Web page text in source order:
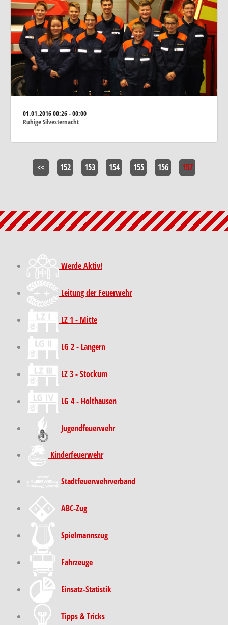
01.01.201600:26 - 00:00
Ruhige Silvesternacht
<< 152 153 154 155 156 157
Werde Aktiv!
Leitung der Feuerwehr
LZ 1 - Mitte
LG 2 - Langern
LZ 3 - Stockum
LG 4 - Holthausen
Jugendfeuerwehr
Kinder­feuer­wehr
Stadt­feuer­wehr­verband
ABC-Zug
Spielmannszug
Fahrzeuge
Einsatz-Statistik
Tipps & Tricks